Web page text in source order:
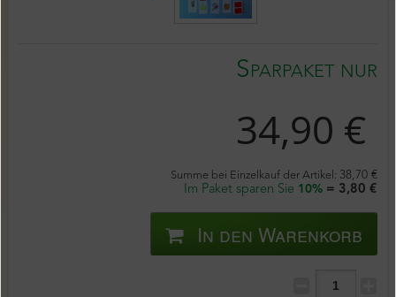
Sparpaket nur
34,90 €
Summe bei Einzelkauf der Artikel: 38,70 €
Im Paket sparen Sie 10% = 3,80 €
In den Warenkorb